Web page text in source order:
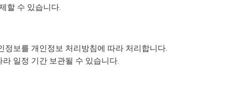
할 수 있습니다.
정보를 개인정보 처리방침에 따라 처리합니다.
일정 기간 보관될 수 있습니다.